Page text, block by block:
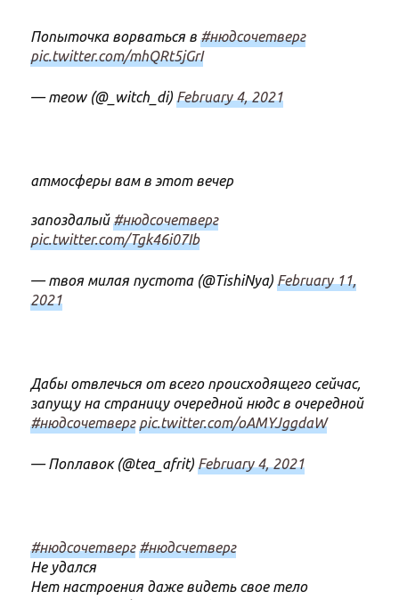
Попыточка ворваться в #нюдсочетверг
pic.twitter.com/mhQRt5jGrI
— meow (@_witch_di) February 4, 2021
атмосферы вам в этот вечер
запоздалый#нюдсочетверг
pic.twitter.com/Tgk46i07Ib
— твоя милая пустота (@TishiNya) February 11,
2021
Дабы отвлечься от всего происходящего сейчас,
запущу на страницу очередной нюдс в очередной
#нюдсочетверг pic.twitter.com/oAMYJggdaW
— Поплавок (@tea_afrit) February 4, 2021
#нюдсочетверг #нюдсчетверг
Не удался
Нет настроения даже видеть свое тело